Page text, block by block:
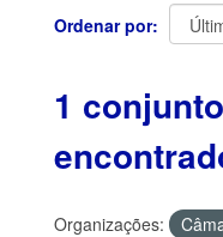
Ordenar por
1
Organizações: